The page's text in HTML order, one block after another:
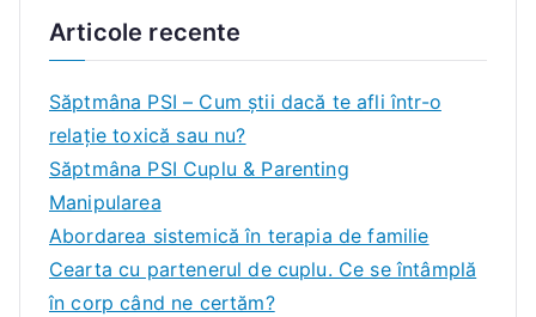
Articole recente
Săptmâna PSI – Cum știi dacă te afli într-o
relație toxică sau nu?
Săptmâna PSI Cuplu & Parenting
Manipularea
Abordarea sistemică în terapia de familie
Cearta cu partenerul de cuplu. Ce se întâmplă
în corp când ne certăm?